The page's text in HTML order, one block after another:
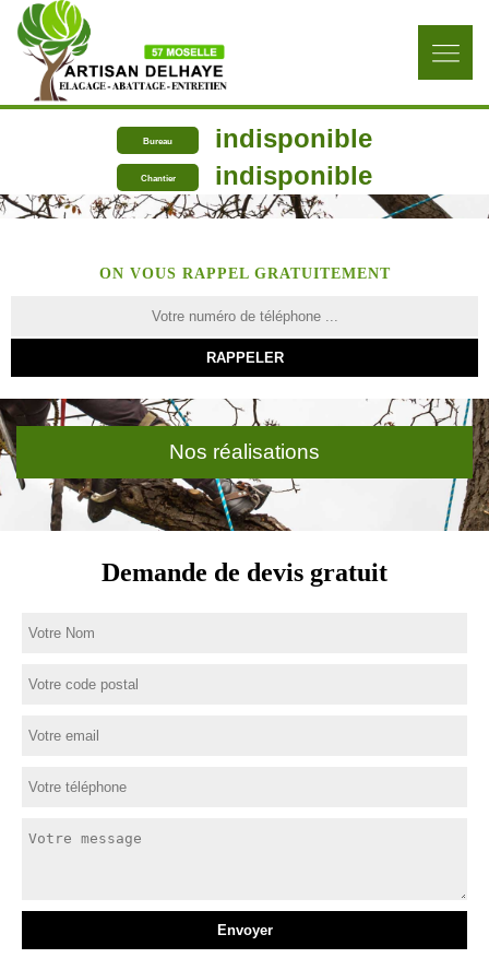
Bureau indisponible
Chantier indisponible
ON VOUS RAPPEL GRATUITEMENT
Nos réalisations
Demande de devis gratuit